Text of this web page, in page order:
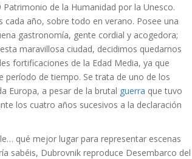
de la Humanidad por la Unesco.
año, sobre todo en verano. Posee una
gastronomía, gente cordial y acogedora;
maravillosa ciudad, decidimos quedarnos
fortificaciones de la Edad Media, ya que
de tiempo. Se trata de uno de los
Europa, a pesar de la brutal guerra que tuvo
los cuatro años sucesivos a la declaración
qué mejor lugar para representar escenas
sabéis, Dubrovnik reproduce Desembarco del